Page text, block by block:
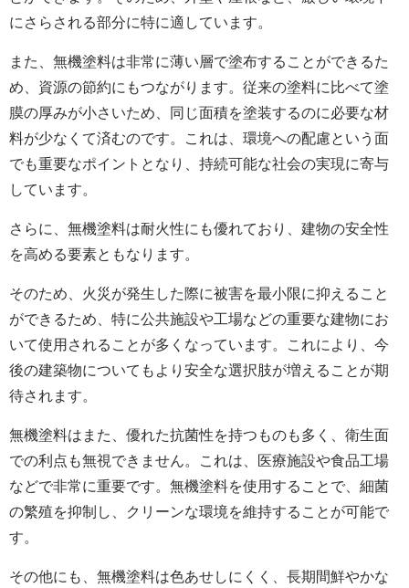
にさらされる部分に特に適しています。
また、無機塗料は非常に薄い層で塗布することができるた
め、資源の節約にもつながります。従来の塗料に比べて塗
膜の厚みが小さいため、同じ面積を塗装するのに必要な材
料が少なくて済むのです。これは、環境への配慮という面
でも重要なポイントとなり、持続可能な社会の実現に寄与
しています。
さらに、無機塗料は耐火性にも優れており、建物の安全性
を高める要素ともなります。
そのため、火災が発生した際に被害を最小限に抑えること
ができるため、特に公共施設や工場などの重要な建物にお
いて使用されることが多くなっています。これにより、今
後の建築物についてもより安全な選択肢が増えることが期
待されます。
無機塗料はまた、優れた抗菌性を持つものも多く、衛生面
での利点も無視できません。これは、医療施設や食品工場
などで非常に重要です。無機塗料を使用することで、細菌
の繁殖を抑制し、クリーンな環境を維持することが可能で
す。
その他にも、無機塗料は色あせしにくく、長期間鮮やかな